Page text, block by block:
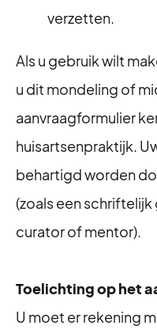
verzetten.
Als u gebruik wilt
u dit mondeling of
aanvraagformulier
huisartsenpraktijk.
behartigd worden
(zoals een
curator of mentor).
Toelichting op het
U moet er rekening